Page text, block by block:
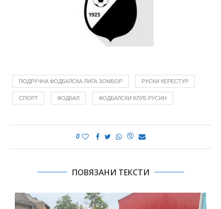
ПОДРУЧНА ФОДБАЛСКА ЛИҐА ЗОМБОР РУСКИ КЕРЕСТУР
СПОРТ ФОДБАЛ ФОДБАЛСКИ КЛУБ РУСИН
0
ПОВЯЗАНИ ТЕКСТИ